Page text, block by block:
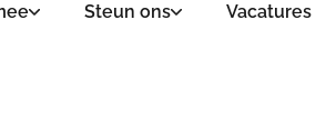
Steun ons Vacatures